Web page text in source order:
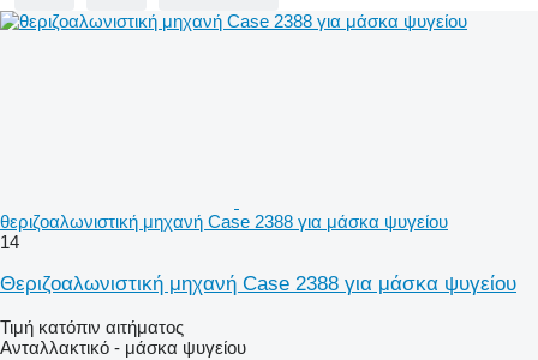
θεριζοαλωνιστική μηχανή Case 2388 για μάσκα ψυγείου
14
Θεριζοαλωνιστική μηχανή Case 2388 για μάσκα ψυγείου
Τιμή κατόπιν αιτήματος
Ανταλλακτικό - μάσκα ψυγείου